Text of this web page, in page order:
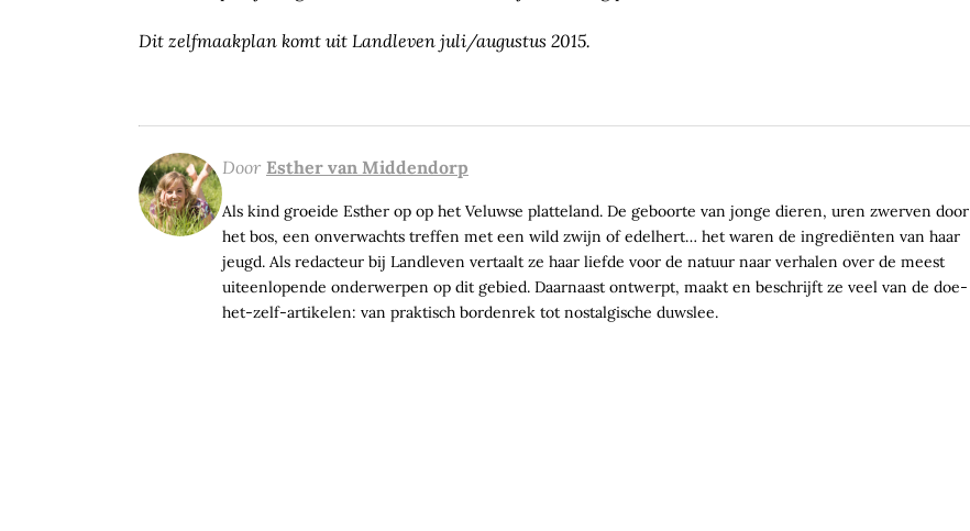
Dit zelfmaakplan komt uit Landleven juli/augustus 2015.
Door Esther van Middendorp
Als kind groeide Esther op op het Veluwse platteland. De geboorte van jonge dieren, uren zwerven door
het bos, een onverwachts treffen met een wild zwijn of edelhert… het waren de ingrediënten van haar
jeugd. Als redacteur bij Landleven vertaalt ze haar liefde voor de natuur naar verhalen over de meest
uiteenlopende onderwerpen op dit gebied. Daarnaast ontwerpt, maakt en beschrijft ze veel van de doe-
het-zelf-artikelen: van praktisch bordenrek tot nostalgische duwslee.